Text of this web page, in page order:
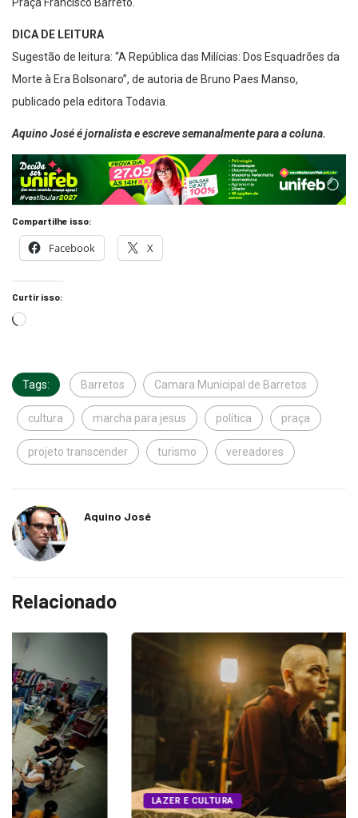
DICA DE LEITURA
Sugestão de leitura: “A República das Milícias: Dos Esquadrões da
Morte à Era Bolsonaro”, de autoria de Bruno Paes Manso,
publicado pela editora Todavia.
Aquino José é jornalista e escreve semanalmente para a coluna.
Compartilhe isso:
Facebook X
Curtir isso:
Tags: Barretos Camara Municipal de Barretos
cultura marcha para jesus política praça
projeto transcender turismo vereadores
Aquino José
Relacionado
LAZER E CULTURA